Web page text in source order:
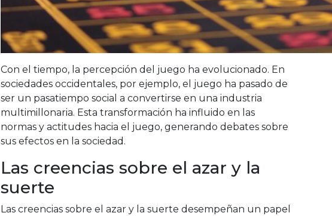
Con el tiempo, la percepción del juego ha evolucionado. En
sociedades occidentales, por ejemplo, el juego ha pasado de
ser un pasatiempo social a convertirse en una industria
multimillonaria. Esta transformación ha influido en las
normas y actitudes hacia el juego, generando debates sobre
sus efectos en la sociedad.
Las creencias sobre el azar y la
suerte
Las creencias sobre el azar y la suerte desempeñan un papel